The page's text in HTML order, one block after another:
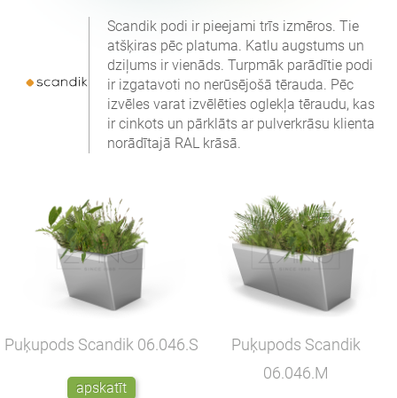
Scandik podi ir pieejami trīs izmēros. Tie
atšķiras pēc platuma. Katlu augstums un
dziļums ir vienāds. Turpmāk parādītie podi
ir izgatavoti no nerūsējošā tērauda. Pēc
izvēles varat izvēlēties oglekļa tēraudu, kas
ir cinkots un pārklāts ar pulverkrāsu klienta
norādītajā RAL krāsā.
Puķupods Scandik 06.046.S
apskatīt
Puķupods Scandik
06.046.M